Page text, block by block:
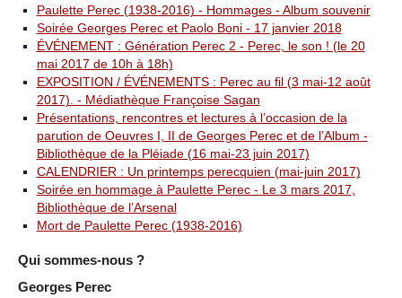
Paulette Perec (1938-2016) - Hommages - Album souvenir
Soirée Georges Perec et Paolo Boni - 17 janvier 2018
ÉVÉNEMENT : Génération Perec 2 - Perec, le son ! (le 20
mai 2017 de 10h à 18h)
EXPOSITION / ÉVÉNEMENTS : Perec au fil (3 mai-12 août
2017). - Médiathèque Françoise Sagan
Présentations, rencontres et lectures à l’occasion de la
parution de Oeuvres I, II de Georges Perec et de l’Album -
Bibliothèque de la Pléiade (16 mai-23 juin 2017)
CALENDRIER : Un printemps perecquien (mai-juin 2017)
Soirée en hommage à Paulette Perec - Le 3 mars 2017,
Bibliothèque de l’Arsenal
Mort de Paulette Perec (1938-2016)
Qui sommes-nous ?
Georges Perec